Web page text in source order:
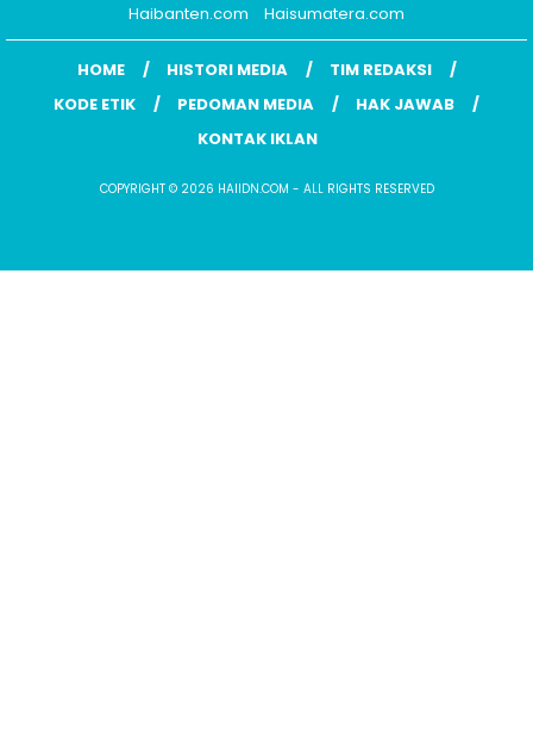
Haibanten.com
Haisumatera.com
HOME HISTORI MEDIA
TIM REDAKSI
KODE ETIK
PEDOMAN MEDIA
HAK JAWAB
KONTAK IKLAN
COPYRIGHT © 2026 HAIIDN.COM - ALL RIGHTS RESERVED